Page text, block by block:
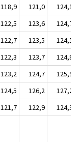
118,9 121,0
124,1
122,5 123,6
124,7
122,7 123,5
124,5
122,3 123,7
124,8
123,2 124,7
125,9
124,5 126,2
127,2
121,7 122,9
124,3